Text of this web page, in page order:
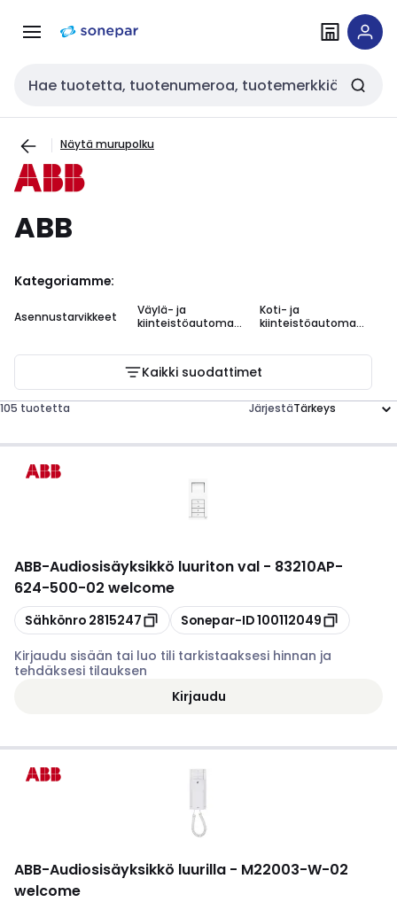
navigointiinsisältöön
Haku
Näytä murupolku
ABB
Kategoriamme:
Asennustarvikkeet
Väylä- ja
kiinteistöautomaa
Koti- ja
kiinteistöautomaa
Kaikki suodattimet
105 tuotetta Järjestä
ABB-Audiosisäyksikkö luuriton val - 83210AP-
624-500-02 welcome
Kopioi
Sähkönro 2815247 Kopioi
Sonepar-ID100112049
Kirjaudu sisään tai luo tili tarkistaaksesi hinnan ja
tehdäksesi tilauksen
Kirjaudu
ABB-Audiosisäyksikkö luurilla - M22003-W-02
welcome